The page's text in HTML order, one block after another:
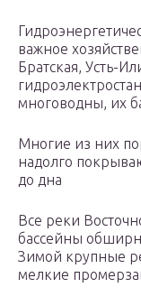
важное
Братская, Усть-
многоводны, их
Многие из них
надолго
до дна
Все реки
бассейны
Зимой крупные
мелкие